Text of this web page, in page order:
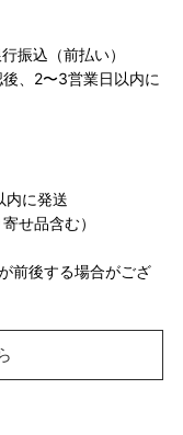
振込（前払い）
、2〜3営業日以内に
内に発送
せ品含む）
前後する場合がござ